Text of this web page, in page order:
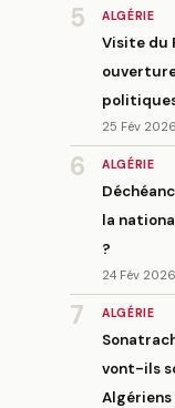
5 ALGÉRIE
Visite du
25 Fév 2026
6 ALGÉRIE
la
?
24 Fév 2026
7 ALGÉRIE
vont-ils
Algériens